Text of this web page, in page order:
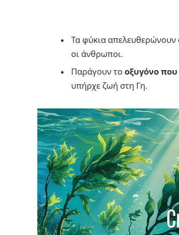
Τα φύκια απελευθερώνουν
οι άνθρωποι.
Παράγουν το οξυγόνο
υπήρχε ζωή στη Γη.